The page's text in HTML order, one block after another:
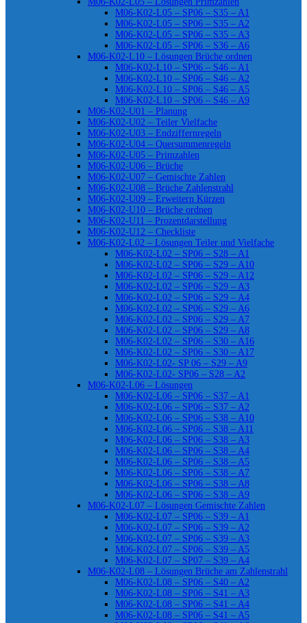
M06-K02-L05 – SP06 – S35 – A1
M06-K02-L05 – SP06 – S35 – A2
M06-K02-L05 – SP06 – S35 – A3
M06-K02-L05 – SP06 – S36 – A6
M06-K02-L10 – Lösungen Brüche ordnen
M06-K02-L10 – SP06 – S46 – A1
M06-K02-L10 – SP06 – S46 – A2
M06-K02-L10 – SP06 – S46 – A5
M06-K02-L10 – SP06 – S46 – A9
M06-K02-U01 – Planung
M06-K02-U02 – Teiler Vielfache
M06-K02-U03 – Endziffernregeln
M06-K02-U04 – Quersummenregeln
M06-K02-U05 – Primzahlen
M06-K02-U06 – Brüche
M06-K02-U07 – Gemischte Zahlen
M06-K02-U08 – Brüche Zahlenstrahl
M06-K02-U09 – Erweitern Kürzen
M06-K02-U10 – Brüche ordnen
M06-K02-U11 – Prozentdarstellung
M06-K02-U12 – Checkliste
M06-K02-L02 – Lösungen Teiler und Vielfache
M06-K02-L02 – SP06 – S28 – A1
M06-K02-L02 – SP06 – S29 – A10
M06-K02-L02 – SP06 – S29 – A12
M06-K02-L02 – SP06 – S29 – A3
M06-K02-L02 – SP06 – S29 – A4
M06-K02-L02 – SP06 – S29 – A6
M06-K02-L02 – SP06 – S29 – A7
M06-K02-L02 – SP06 – S29 – A8
M06-K02-L02 – SP06 – S30 – A16
M06-K02-L02 – SP06 – S30 – A17
M06-K02-L02- SP 06 – S29 – A9
M06-K02-L02- SP06 – S28 – A2
M06-K02-L06 – Lösungen
M06-K02-L06 – SP06 – S37 – A1
M06-K02-L06 – SP06 – S37 – A2
M06-K02-L06 – SP06 – S38 – A10
M06-K02-L06 – SP06 – S38 – A11
M06-K02-L06 – SP06 – S38 – A3
M06-K02-L06 – SP06 – S38 – A4
M06-K02-L06 – SP06 – S38 – A5
M06-K02-L06 – SP06 – S38 – A7
M06-K02-L06 – SP06 – S38 – A8
M06-K02-L06 – SP06 – S38 – A9
M06-K02-L07 – Lösungen Gemischte Zahlen
M06-K02-L07 – SP06 – S39 – A1
M06-K02-L07 – SP06 – S39 – A2
M06-K02-L07 – SP06 – S39 – A3
M06-K02-L07 – SP06 – S39 – A5
M06-K02-L07 – SP07 – S39 – A4
M06-K02-L08 – Lösungen Brüche am Zahlenstrahl
M06-K02-L08 – SP06 – S40 – A2
M06-K02-L08 – SP06 – S41 – A3
M06-K02-L08 – SP06 – S41 – A4
M06-K02-L08 – SP06 – S41 – A5